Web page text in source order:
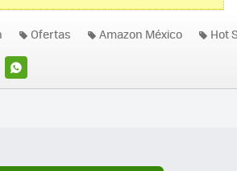
WHATSAPP
Ofertas Amazon México Hot